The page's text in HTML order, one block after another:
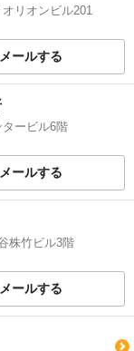
リオンビル201
メールする
ービル6階
メールする
株竹ビル3階
メールする